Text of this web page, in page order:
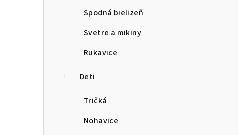
Spodná bielizeň
Svetre a mikiny
Rukavice
Deti
Tričká
Nohavice